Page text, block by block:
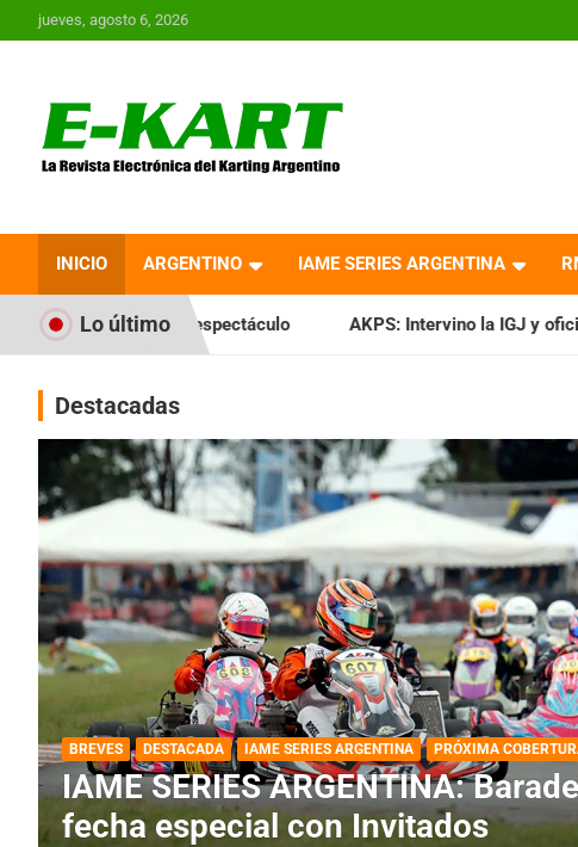
Saltar
al
jueves, agosto 6, 2026
Revista Electrónica del
Karting en Argentina
INICIO ARGENTINO IAME SERIES ARGENTINA
Lo últimoAKPS: Intervino la IGJ y oficializó el llamado a
Destacadas
DESTACADA IAME SERIES ARGENTINA
IAME SERIES ARGENTINA:
fecha con Invitados